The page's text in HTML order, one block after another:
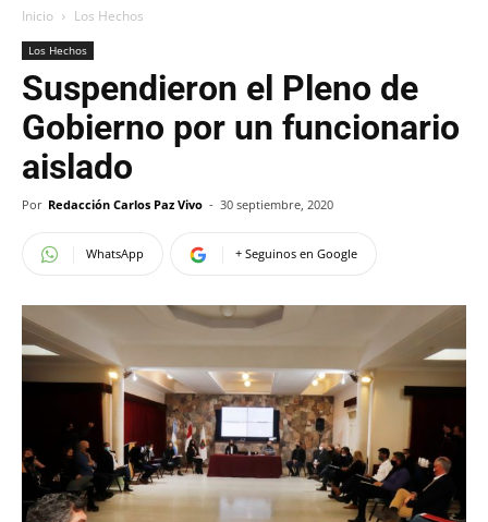
Inicio Los Hechos
Los Hechos
Suspendieron el Pleno de
Gobierno por un funcionario
aislado
Por Redacción Carlos Paz Vivo - 30 septiembre, 2020
WhatsApp + Seguinos en Google